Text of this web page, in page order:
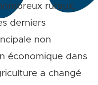
ruraux,
derniers
non
économique dans
a changé